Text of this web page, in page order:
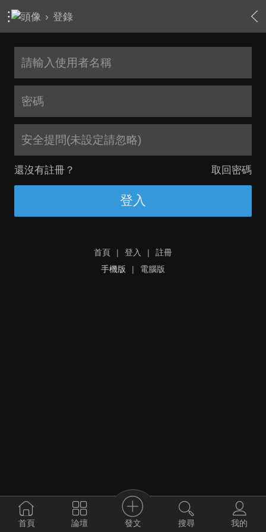
› 登錄
安全提問(未設定請忽略)
還沒有註冊？ 取回密碼
登入
首頁 | 登入 |
註冊
手機版
| 電腦版
首頁 論壇 發文 搜尋 我的